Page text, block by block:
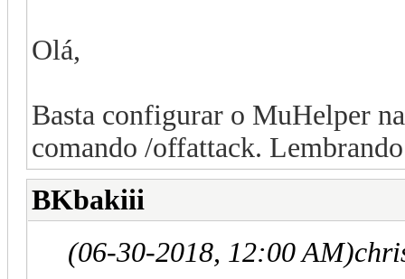
Olá,
Basta configurar o MuHelper
comando /offattack.
BKbakiii
(06-30-2018, 12:00 AM)